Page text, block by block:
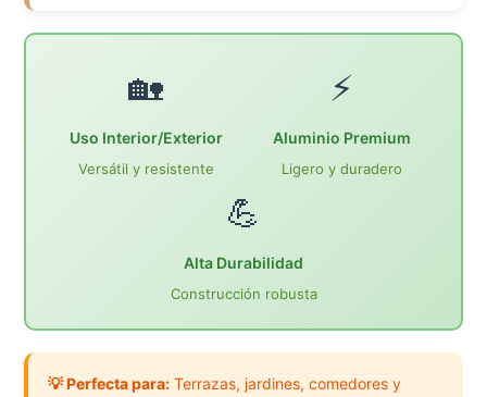
🏡
Uso Interior/Exterior
Versátil y resistente
⚡
Aluminio Premium
Ligero y duradero
💪
Alta Durabilidad
Construcción robusta
💡 Perfecta para: Terrazas, jardines, comedores y